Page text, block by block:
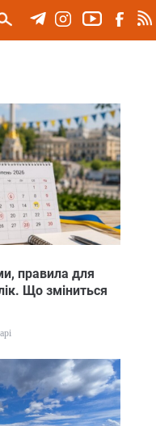
правила для
Що зміниться